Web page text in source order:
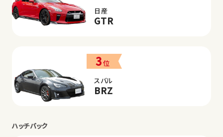
日産
GTR
3位
スバル
BRZ
ハッチバック